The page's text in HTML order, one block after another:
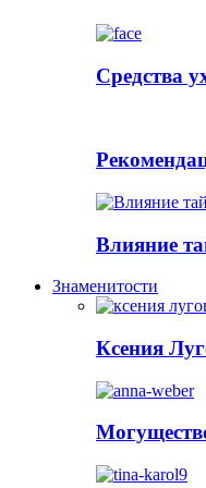
Cредства
Влияние
Знаменитости
Ксения